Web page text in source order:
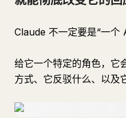
Claude 不一定要是“一个
给它一个特定的角色，
方式、它反驳什么、以及